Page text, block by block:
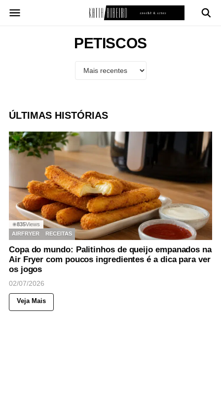
para
PETISCOS
ÚLTIMAS HISTÓRIAS
◉835Views
AIRFRYER
RECEITAS
Copa do mundo: Palitinhos de queijo empanados na
Air Fryer com poucos ingredientes é a dica para ver
os jogos
02/07/2026
Veja Mais